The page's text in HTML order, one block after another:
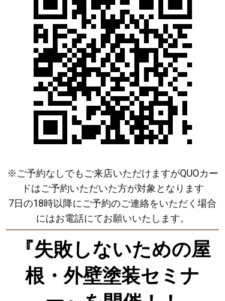
※ご予約なしでもご来店いただけますがQUOカー
ドはご予約いただいた方が対象となります
7日の18時以降にご予約のご連絡をいただく場合
にはお電話にてお願いいたします。
『失敗しないための屋
根・外壁塗装セミナ